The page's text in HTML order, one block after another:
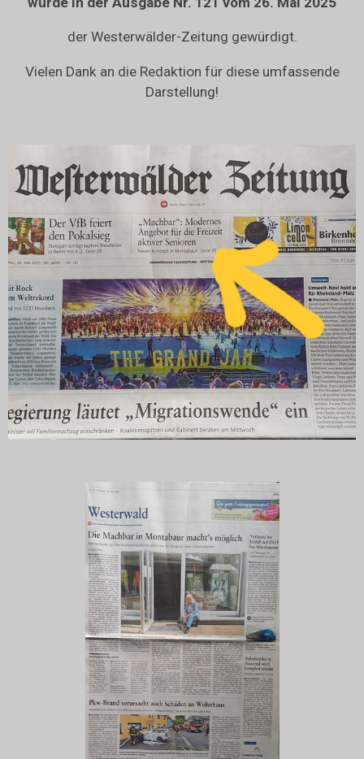
der Westerwälder-Zeitung gewürdigt.
Vielen Dank an die Redaktion für diese umfassende
Darstellung!